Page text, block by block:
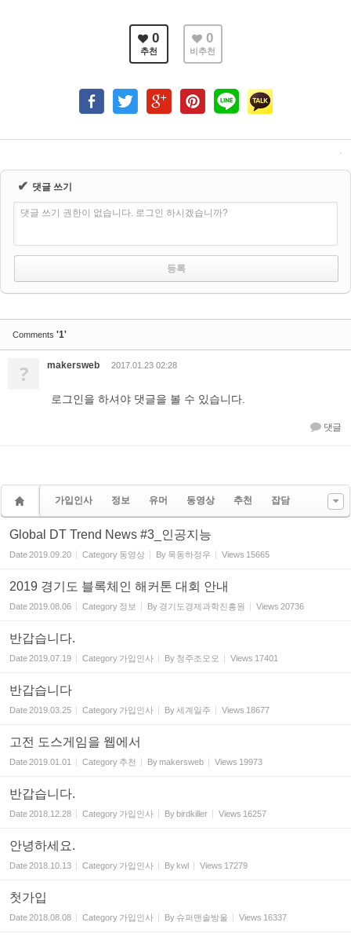
0
추천
0
비추천
✔ 댓글 쓰기
댓글 쓰기 권한이 없습니다. 로그인 하시겠습니까?
Comments '1'
? makersweb 2017.01.23 02:28
로그인을 하셔야 댓글을 볼 수 있습니다.
댓글
가입인사 정보 유머 동영상 추천 잡담
Global DT Trend News #3_인공지능
Date2019.09.20 Category 동영상 By 목동하정우 Views 15665
2019 경기도 블록체인 해커톤 대회 안내
Date2019.08.06 Category 정보 By 경기도경제과학진흥원 Views 20736
반갑습니다.
Date2019.07.19 Category 가입인사 By 청주조오오 Views 17401
반갑습니다
Date2019.03.25 Category 가입인사 By세계일주 Views 18677
고전 도스게임을 웹에서
Date2019.01.01 Category 추천 Bymakersweb Views 19973
반갑습니다.
Date2018.12.28 Category 가입인사 Bybirdkiller Views 16257
안녕하세요.
Date2018.10.13 Category 가입인사 Bykwl Views 17279
첫가입
Date2018.08.08 Category 가입인사 By 슈퍼맨솔방울 Views 16337